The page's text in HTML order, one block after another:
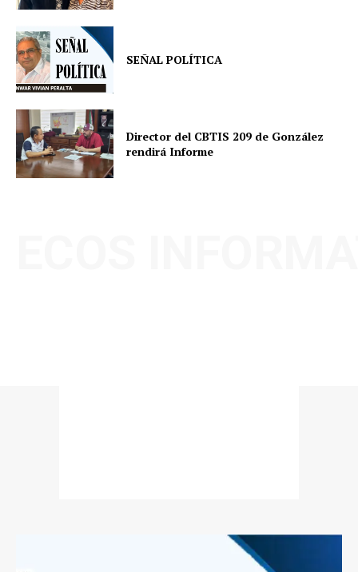
SEÑAL POLÍTICA
Director del CBTIS 209 de González
rendirá Informe